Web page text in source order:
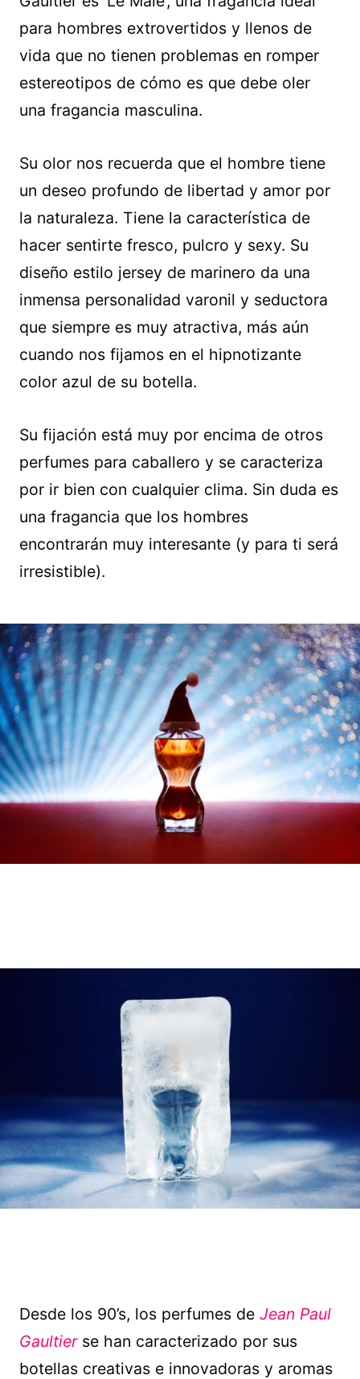
para hombres extrovertidos y llenos de
vida que no tienen problemas en romper
estereotipos de cómo es que debe oler
una fragancia masculina.
Su olor nos recuerda que el hombre tiene
un deseo profundo de libertad y amor por
la naturaleza. Tiene la característica de
hacer sentirte fresco, pulcro y sexy. Su
diseño estilo jersey de marinero da una
inmensa personalidad varonil y seductora
que siempre es muy atractiva, más aún
cuando nos fijamos en el hipnotizante
color azul de su botella.
Su fijación está muy por encima de otros
perfumes para caballero y se caracteriza
por ir bien con cualquier clima. Sin duda es
una fragancia que los hombres
encontrarán muy interesante (y para ti será
irresistible).
Desde los 90’s, los perfumes de Jean Paul
Gaultierse han caracterizado por sus
botellas creativas e innovadoras y aromas